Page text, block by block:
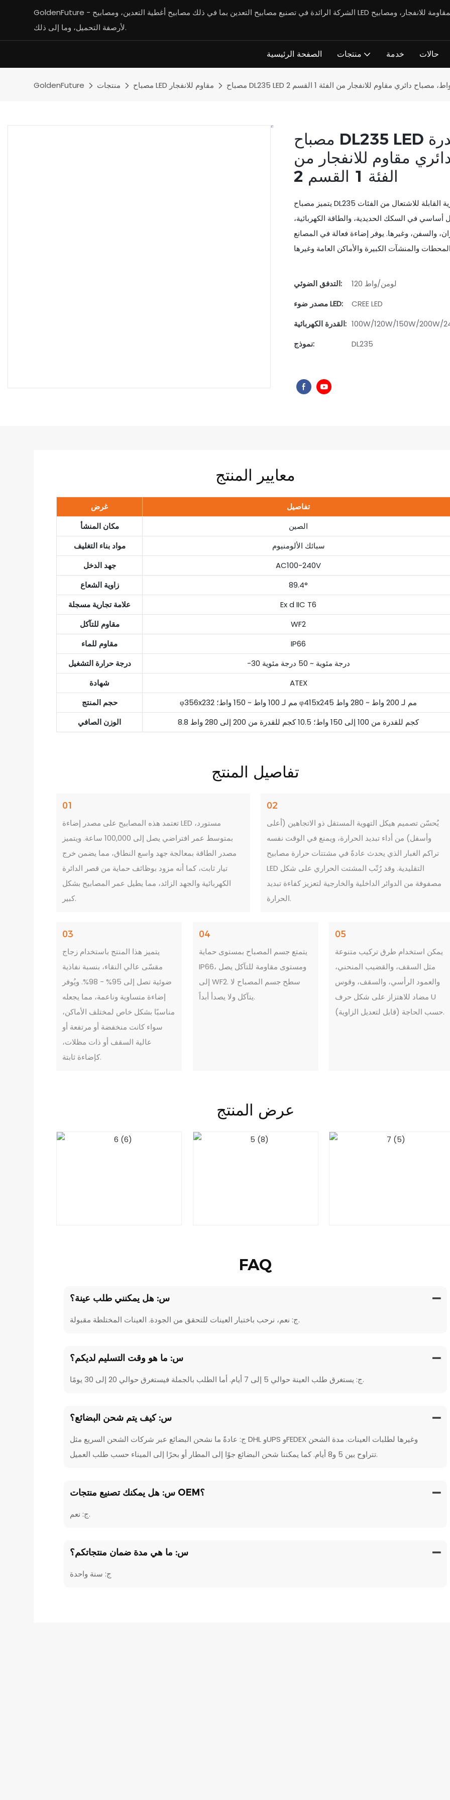
GoldenFuture - الشركة الرائدة في تصنيع مصابيح التعدين بما في ذلك مصابيح أغطية التعدين، ومصابيح LED المقاومة للانفجار، ومصابيح LED
لأرصفة التحميل، وما إلى ذلك.
الصفحة الرئيسية منتجات خدمة حالات
GoldenFuture منتجات مصباح LED مقاوم للانفجار
مصباح DL235 LED عالي الإضاءة مقاوم للانفجار بقدرة
مصباح دائري مقاوم للانفجار من
الفئة 1 القسم 2
يتميز مصباح DL235 بوظيفة مقاومة انفجار ممتازة، وهو مناسب للبيئات الغازية القابلة للاشتعال من الفئات IIA وIIB وIIC،
أساسي في السكك الحديدية، والطاقة الكهربائية،
والسفن، وغيرها. يوفر إضاءة فعالة في المصانع
التدفق الضوئي:
120 لومن/واط
مصدر ضوء LED:
CREE LED
القدرة الكهربائية: 100W/120W/150W/200W/
نموذج:
DL235
معايير المنتج
غرض
تفاصيل
مكان المنشأ
الصين
مواد بناء التغليف
سبائك الألومنيوم
جهد الدخل
AC100-240V
زاوية الشعاع
89.4°
علامة تجارية مسجلة
Ex d IIC T6
مقاوم للتآكل
WF2
مقاوم للماء
IP66
درجة حرارة التشغيل
-30 درجة مئوية ~ 50 درجة مئوية
شهادة
ATEX
حجم المنتج
φ356x232 مم لـ 100 واط ~ 150 واط؛ φ415x245 مم لـ 200 واط ~ 280 واط
الوزن الصافي
8.8 كجم للقدرة من 100 إلى 150 واط؛ 10.5 كجم للقدرة من 200 إلى 280 واط
تفاصيل المنتج
01
تعتمد هذه المصابيح على مصدر إضاءة LED مستورد،
بمتوسط ​​عمر افتراضي يصل إلى 100,000 ساعة. ويتميز
مصدر الطاقة بمعالجة جهد واسع النطاق، مما يضمن خرج
تيار ثابت، كما أنه مزود بوظائف حماية من قصر الدائرة
الكهربائية والجهد الزائد، مما يطيل عمر المصابيح بشكل
كبير.
02
يُحسّن تصميم هيكل التهوية المستقل ذو الاتجاهين (أعلى
وأسفل) من أداء تبديد الحرارة، ويمنع في الوقت نفسه
تراكم الغبار الذي يحدث عادةً في مشتتات حرارة مصابيح
LED التقليدية. وقد رُتّب المشتت الحراري على شكل
مصفوفة من الدوائر الداخلية والخارجية لتعزيز كفاءة تبديد
الحرارة.
03
يتميز هذا المنتج باستخدام زجاج
مقسّى عالي النقاء، بنسبة نفاذية
ضوئية تصل إلى 95% - 98%. ويُوفر
إضاءة متساوية وناعمة، مما يجعله
مناسبًا بشكل خاص لمختلف الأماكن،
سواء كانت منخفضة أو مرتفعة أو
عالية السقف أو ذات مظلات،
كإضاءة ثابتة.
04
يتمتع جسم المصباح بمستوى حماية
IP66، ومستوى مقاومة للتآكل يصل
إلى WF2. سطح جسم المصباح لا
يتآكل ولا يصدأ أبداً.
05
يمكن استخدام طرق تركيب متنوعة
مثل السقف، والقضيب المنحني،
والعمود الرأسي، والسقف، وقوس
مضاد للاهتزاز على شكل حرف U
(قابل لتعديل الزاوية) حسب الحاجة.
عرض المنتج
FAQ
س: هل يمكنني طلب عينة؟
ج: نعم، نرحب باختبار العينات للتحقق من الجودة. العينات المختلطة مقبولة.
س: ما هو وقت التسليم لديكم؟
ج: يستغرق طلب العينة حوالي 5 إلى 7 أيام. أما الطلب بالجملة فيستغرق حوالي 20 إلى 30 يومًا.
س: كيف يتم شحن البضائع؟
ج: عادةً ما نشحن البضائع عبر شركات الشحن السريع مثل DHL وUPS وFEDEX وغيرها لطلبات العينات. مدة الشحن
تتراوح بين 5 و8 أيام. كما يمكننا شحن البضائع جوًا إلى المطار أو بحرًا إلى الميناء حسب طلب العميل.
س: هل يمكنك تصنيع منتجات OEM؟
ج: نعم.
س: ما هي مدة ضمان منتجاتكم؟
ج: سنة واحدة